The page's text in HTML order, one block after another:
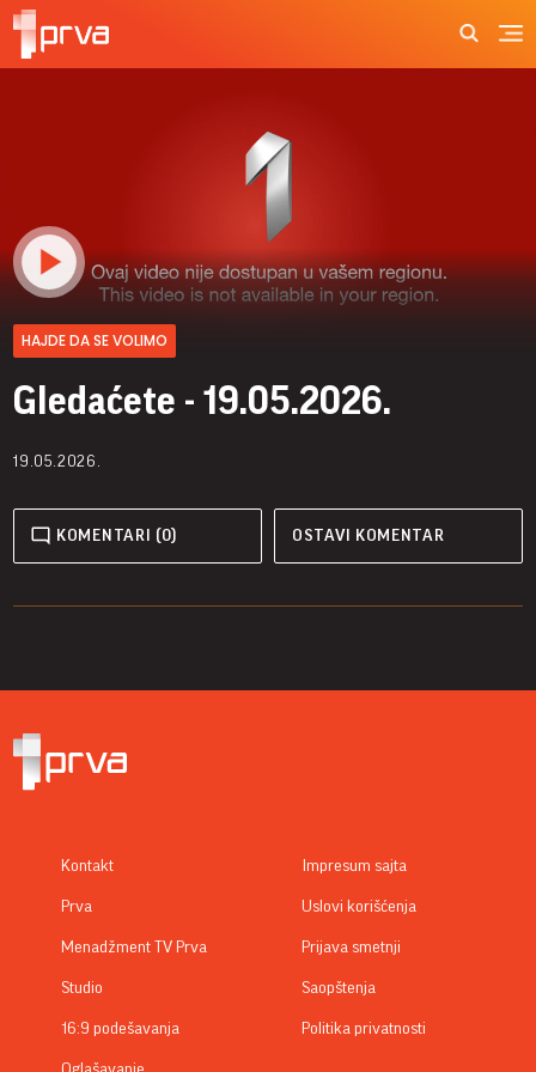
HAJDE DA SE VOLIMO
Gledaćete - 19.05.2026.
19.05.2026.
KOMENTARI (0) OSTAVI KOMENTAR
Kontakt
Prva
Menadžment TV Prva
Studio
16:9 podešavanja
Impresum sajta
Uslovi korišćenja
Prijava smetnji
Saopštenja
Politika privatnosti